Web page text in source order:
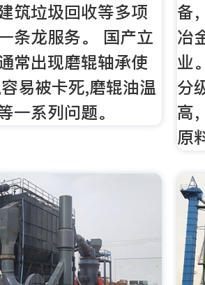
筑垃圾回收等多项
条龙服务。 国产立
常出现磨辊轴承使
易被卡死,磨辊油温
一系列问题。
备
冶
业
分
高
原